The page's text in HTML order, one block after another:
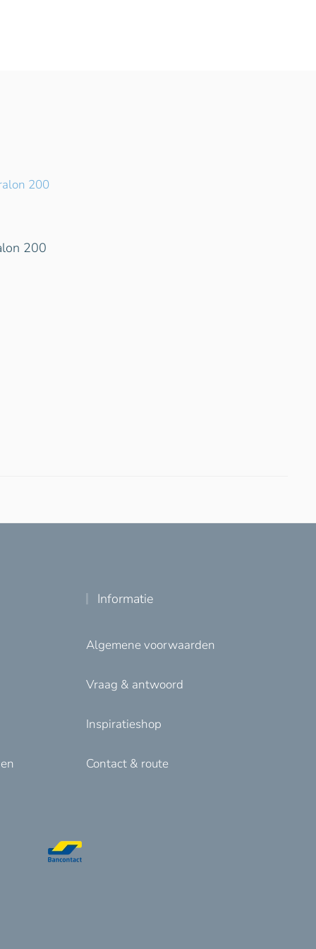
200
Informatie
Algemene voorwaarden
Vraag & antwoord
Inspiratieshop
Contact & route